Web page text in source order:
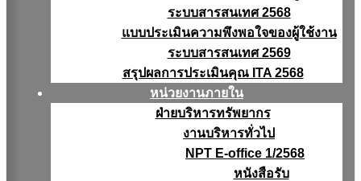
ระบบสารสนเทศ 2568
แบบประเมินความพึงพอใจของผู้ใช้งาน
ระบบสารสนเทศ 2569
สรุปผลการประเมินคุณ ITA 2568
หน่วยงานภายใน
ฝ่ายบริหารทรัพยากร
งานบริหารทั่วไป
NPT E-office 1/2568
หนังสือรับ